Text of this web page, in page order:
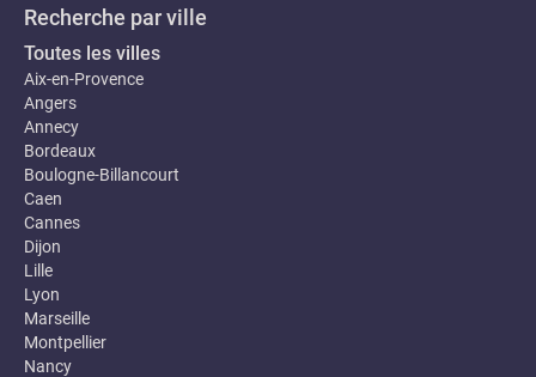
Recherche par ville
Toutes les villes
Aix-en-Provence
Angers
Annecy
Bordeaux
Boulogne-Billancourt
Caen
Cannes
Dijon
Lille
Lyon
Marseille
Montpellier
Nancy